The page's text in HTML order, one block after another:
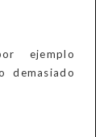
ejemplo
demasiado